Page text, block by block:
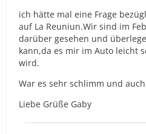
ich hätte mal eine Frage
auf La Reuniun.Wir sind im
darüber gesehen und
kann,da es mir im Auto leicht
wird.
War es sehr schlimm und
Liebe Grüße Gaby